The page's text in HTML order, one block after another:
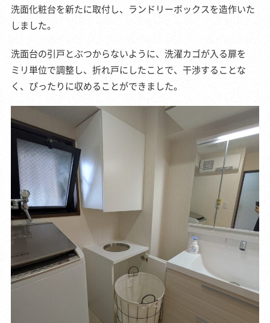
洗面化粧台を新たに取付し、ランドリーボックスを造作いた
しました。
洗面台の引戸とぶつからないように、洗濯カゴが入る扉を
ミリ単位で調整し、折れ戸にしたことで、干渉することな
く、ぴったりに収めることができました。